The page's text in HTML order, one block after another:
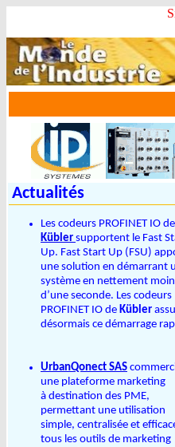
Si
Actualités
Les codeurs PROFINET IO de
Kübler supportent le Fast
Up. Fast Start Up (FSU)
une solution en démarrant
système en nettement
d’une seconde. Les codeurs
PROFINET IO de Kübler
désormais ce démarrage
UrbanQonect SAS
une plateforme marketing
à destination des PME,
permettant une utilisation
simple, centralisée et
tous les outils de marketing